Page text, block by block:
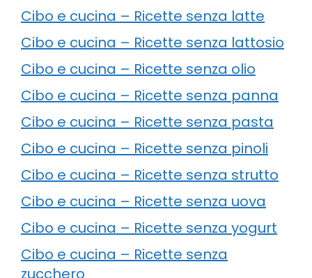
Cibo e cucina – Ricette senza latte
Cibo e cucina – Ricette senza lattosio
Cibo e cucina – Ricette senza olio
Cibo e cucina – Ricette senza panna
Cibo e cucina – Ricette senza pasta
Cibo e cucina – Ricette senza pinoli
Cibo e cucina – Ricette senza strutto
Cibo e cucina – Ricette senza uova
Cibo e cucina – Ricette senza yogurt
Cibo e cucina – Ricette senza
zucchero